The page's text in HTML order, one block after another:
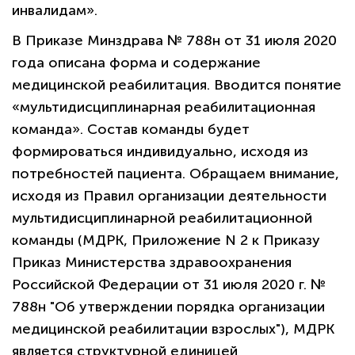
инвалидам».
В Приказе Минздрава № 788н от 31 июля 2020
года описана форма и содержание
медицинской реабилитация. Вводится понятие
«мультидисциплинарная реабилитационная
команда». Состав команды будет
формироваться индивидуально, исходя из
потребностей пациента. Обращаем внимание,
исходя из Правил организации деятельности
мультидисциплинарной реабилитационной
команды (МДРК, Приложение N 2 к Приказу
Приказ Министерства здравоохранения
Российской Федерации от 31 июля 2020 г. №
788н "Об утверждении порядка организации
медицинской реабилитации взрослых"), МДРК
является структурной единицей